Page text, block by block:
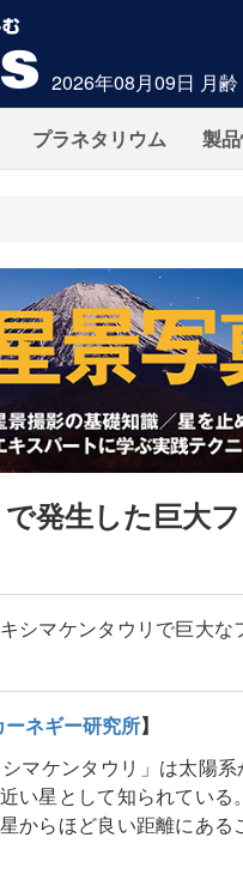
2026年08月09日 月齢
プラネタリウム 製
発生した巨大
シマケンタウリで巨大
ーネギー研究所】
マケンタウリ」は太陽
い星として知られてい
からほど良い距離にあ